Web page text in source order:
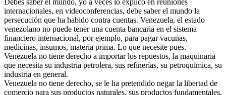
Debes saber el mundo, yo a veces lo explico en reuniones
internacionales, en videoconferencias, debe saber el mundo la
persecución que ha habido contra cuentas. Venezuela, el estado
venezolano no puede tener una cuenta bancaria en el sistema
financiero internacional, por ejemplo, para pagar vacunas,
medicinas, insumos, materia prima. Lo que necesite pues.
Venezuela no tiene derecho a importar los repuestos, la maquinaria
que necesita su industria petrolera, sus refinerías, su petroquímica, su
industria en general.
Venezuela no tiene derecho, se le ha pretendido negar la libertad de
comercio para sus productos naturales, sus productos fundamentales,